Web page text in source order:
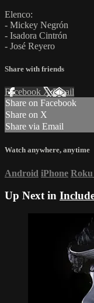
Elenco:
- Mickey Negrón
- Isadora Cintrón
- José Reyero
Share with friends
Facebook XEmail
Share on Facebook
Share on X
Share via Email
Watch anywhere, anytime
Android iPhone Roku
Up Next in